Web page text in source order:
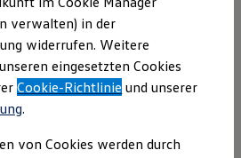
Volkswagen Group
und Logistik
verwalten) in der
widerrufen. Weitere
eingesetzten Cookies
Cookie-Richtlinie und unserer
.
von Cookies werden durch